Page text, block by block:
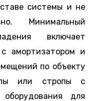
системы и не
Минимальный
включает
амортизатором и
по объекту
или стропы с
для